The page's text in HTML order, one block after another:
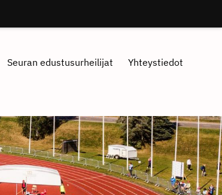
Seuran edustusurheilijat
Yhteystiedot